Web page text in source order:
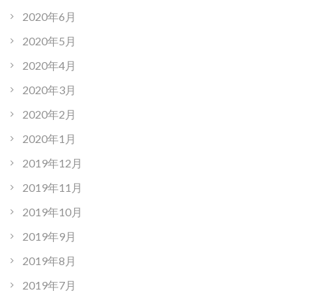
2020年6月
2020年5月
2020年4月
2020年3月
2020年2月
2020年1月
2019年12月
2019年11月
2019年10月
2019年9月
2019年8月
2019年7月